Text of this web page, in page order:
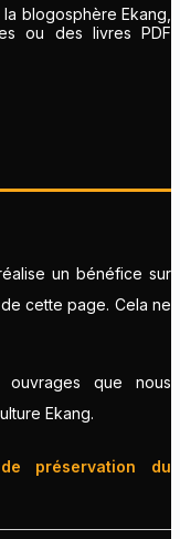
blogosphère Ekang,
ou des livres PDF
un bénéfice sur
cette page. Cela ne
ouvrages que nous
Ekang.
préservation du